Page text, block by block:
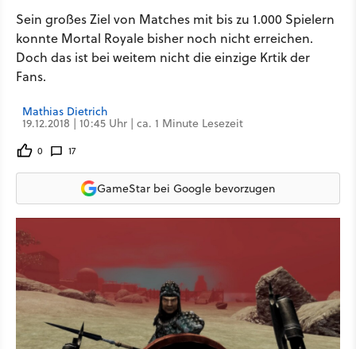
Sein großes Ziel von Matches mit bis zu 1.000 Spielern
konnte Mortal Royale bisher noch nicht erreichen.
Doch das ist bei weitem nicht die einzige Krtik der
Fans.
Mathias Dietrich
19.12.2018 | 10:45 Uhr | ca. 1 Minute Lesezeit
0 17
GameStar bei Google bevorzugen